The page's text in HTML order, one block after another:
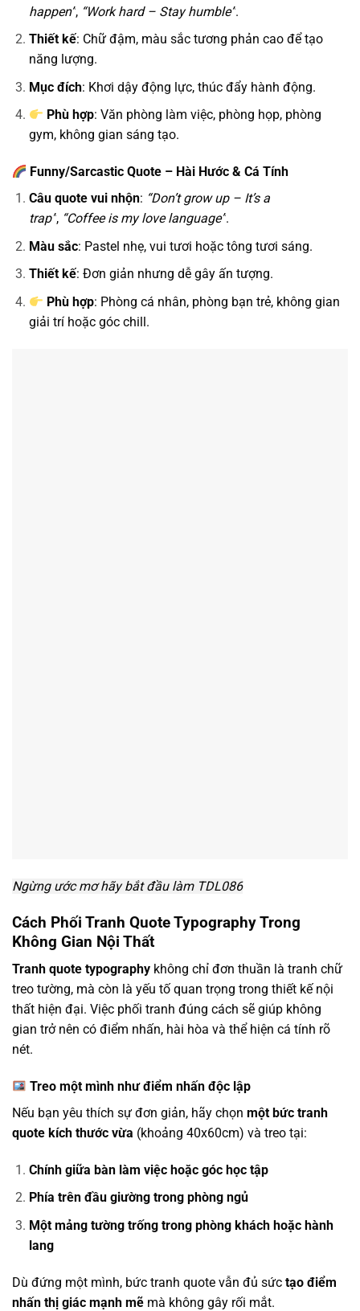
happen”, “Work hard – Stay humble”.
Thiết kế: Chữ đậm, màu sắc tương phản cao để tạo
năng lượng.
Mục đích: Khơi dậy động lực, thúc đẩy hành động.
Phù hợp: Văn phòng làm việc, phòng họp, phòng
gym, không gian sáng tạo.
Funny/Sarcastic Quote – Hài Hước & Cá Tính
Câu quote vui nhộn: “Don’t grow up – It’s a
trap”, “Coffee is my love language”.
Màu sắc: Pastel nhẹ, vui tươi hoặc tông tươi sáng.
Thiết kế: Đơn giản nhưng dễ gây ấn tượng.
Phù hợp: Phòng cá nhân, phòng bạn trẻ, không gian
giải trí hoặc góc chill.
Ngừng ước mơ hãy bắt đầu làm TDL086
Cách Phối Tranh Quote Typography Trong
Không Gian Nội Thất
Tranh quote typography không chỉ đơn thuần là tranh chữ
treo tường, mà còn là yếu tố quan trọng trong thiết kế nội
thất hiện đại. Việc phối tranh đúng cách sẽ giúp không
gian trở nên có điểm nhấn, hài hòa và thể hiện cá tính rõ
nét.
Treo một mình như điểm nhấn độc lập
Nếu bạn yêu thích sự đơn giản, hãy chọn một bức tranh
quote kích thước vừa (khoảng 40x60cm) và treo tại:
Chính giữa bàn làm việc hoặc góc học tập
Phía trên đầu giường trong phòng ngủ
Một mảng tường trống trong phòng khách hoặc hành
lang
Dù đứng một mình, bức tranh quote vẫn đủ sức tạo điểm
nhấn thị giác mạnh mẽ mà không gây rối mắt.